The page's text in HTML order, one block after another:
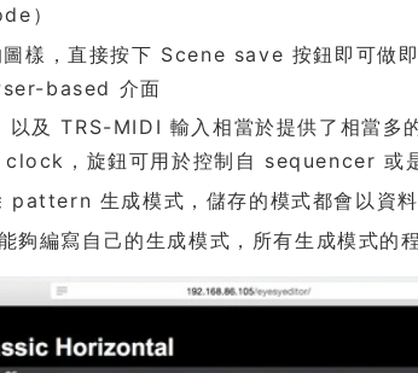
）
樣，直接按下 Scene save 按鈕即可做
based 介面
及 TRS-MIDI 輸入相當於提供了相當
，旋鈕可用於控制自 sequencer 或
pattern 生成模式，儲存的模式都會以資
夠編寫自己的生成模式，所有生成模式